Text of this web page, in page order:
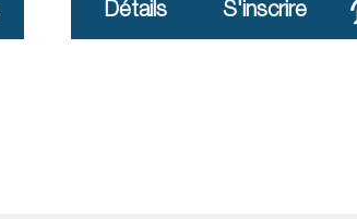
Détails S'inscrire